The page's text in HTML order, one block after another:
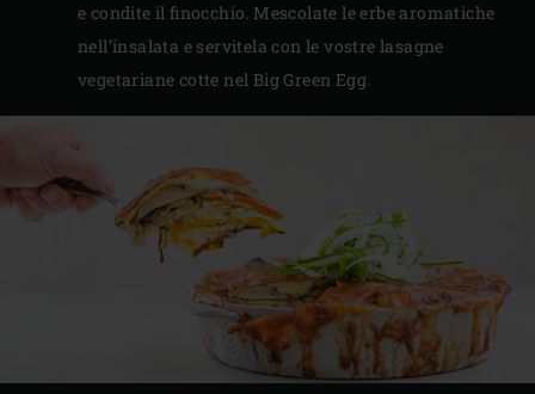
e condite il finocchio. Mescolate le erbe aromatiche
nell’insalata e servitela con le vostre lasagne
vegetariane cotte nel Big Green Egg.